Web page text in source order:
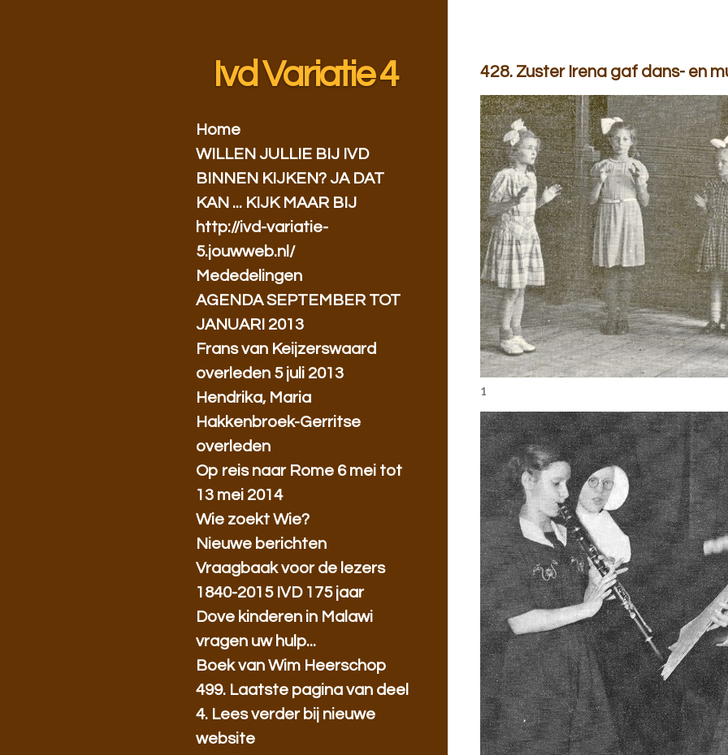
428. Zuster Irena gaf dans- en
1
Ivd Variatie 4
Home
WILLEN JULLIE BIJ IVD
BINNEN KIJKEN? JA DAT
KAN ... KIJK MAAR BIJ
http://ivd-variatie-
5.jouwweb.nl/
Mededelingen
AGENDA SEPTEMBER TOT
JANUARI 2013
Frans van Keijzerswaard
overleden 5 juli 2013
Hendrika, Maria
Hakkenbroek-Gerritse
overleden
Op reis naar Rome 6 mei tot
13 mei 2014
Wie zoekt Wie?
Nieuwe berichten
Vraagbaak voor de lezers
1840-2015 IVD 175 jaar
Dove kinderen in Malawi
vragen uw hulp...
Boek van Wim Heerschop
499. Laatste pagina van deel
4. Lees verder bij nieuwe
website